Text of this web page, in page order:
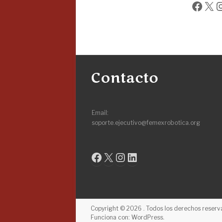
X
Contacto
Email:
soporte.ejecutivo@femexrobotica.org
Facebook
X Instagram
LinkedIn
Copyright © 2026 . Todos los derechos
Funciona con: WordPress.